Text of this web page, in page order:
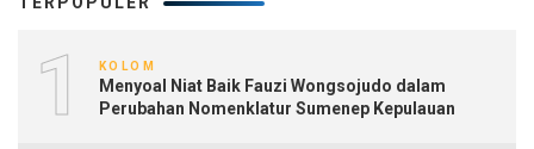
1 KOLOM
Menyoal Niat Baik Fauzi Wongsojudo dalam
Perubahan Nomenklatur Sumenep Kepulauan